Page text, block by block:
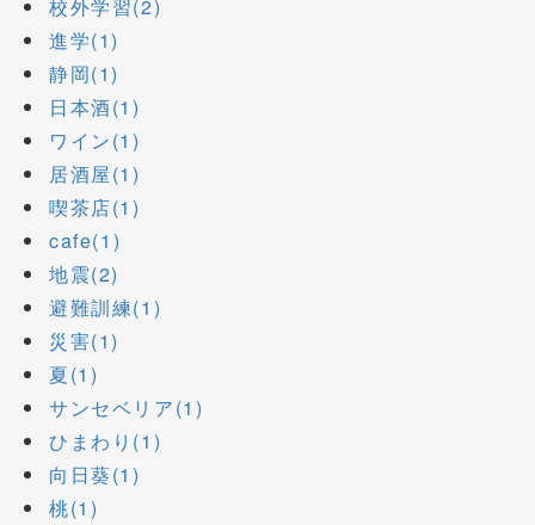
校外学習(2)
進学(1)
静岡(1)
日本酒(1)
ワイン(1)
居酒屋(1)
喫茶店(1)
cafe(1)
地震(2)
避難訓練(1)
災害(1)
夏(1)
サンセベリア(1)
ひまわり(1)
向日葵(1)
桃(1)